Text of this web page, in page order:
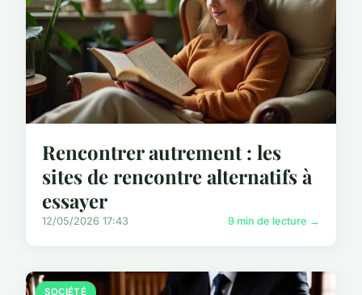
Rencontrer autrement : les
sites de rencontre alternatifs à
essayer
12/05/2026 17:43 9 min de lecture →
SOCIÉTÉ